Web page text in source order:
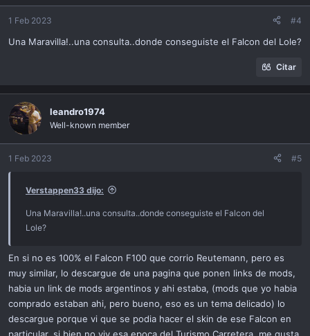
o
n
:
1 Feb 2023 #4
Una Maravilla!..una consulta..donde conseguiste el Falcon del Lole?
Citar
leandro1974
Well-known member
1 Feb 2023 #5
Verstappen33 dijo:
Una Maravilla!..una consulta..donde conseguiste el Falcon del
Lole?
En si no es 100% el Falcon F100 que corrio Reutemann, pero es
muy similar, lo descargue de una pagina que ponen links de mods,
habia un link de mods argentinos y ahi estaba, (mods que yo habia
comprado estaban ahi, pero bueno, eso es un tema delicado) lo
descargue porque vi que se podia hacer el skin de ese Falcon en